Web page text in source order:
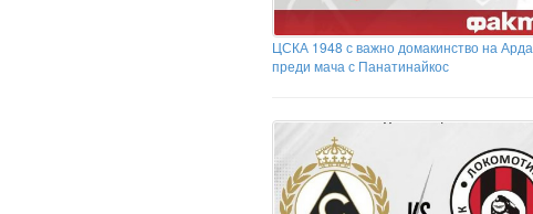
ЦСКА 1948 с важно домакинство на Арда
преди мача с Панатинайкос